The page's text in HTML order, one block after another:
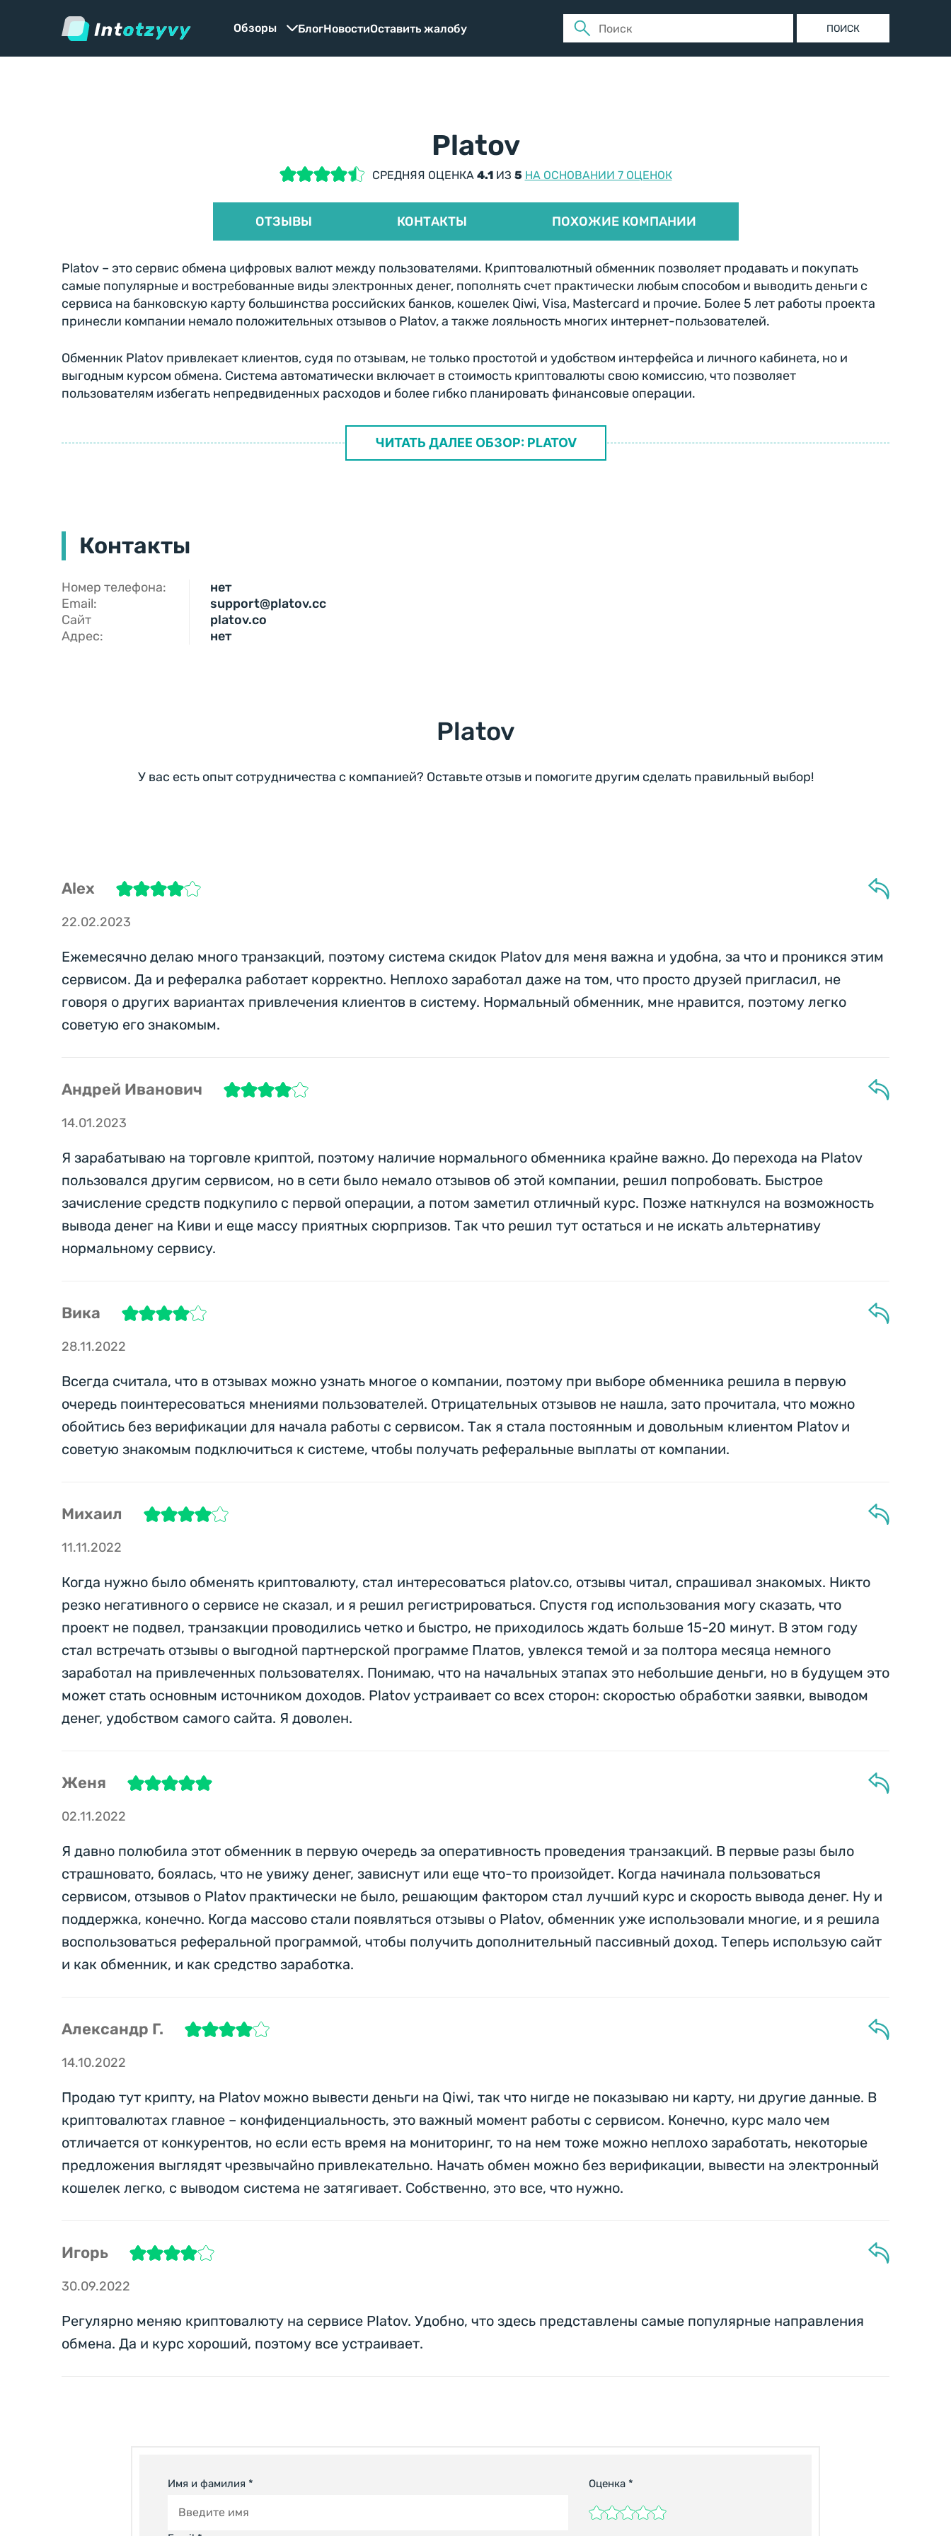
Обзоры БлогНовостиОставить жалобу Поиск:
Platov
СРЕДНЯЯ ОЦЕНКА 4.1ИЗ 5 НА ОСНОВАНИИ 7 ОЦЕНОК
ОТЗЫВЫ КОНТАКТЫ ПОХОЖИЕ КОМПАНИИ
Platov – это сервис обмена цифровых валют между пользователями. Криптовалютный обменник позволяет продавать и покупать
самые популярные и востребованные виды электронных денег, пополнять счет практически любым способом и выводить деньги с
сервиса на банковскую карту большинства российских банков, кошелек Qiwi, Visa, Mastercard и прочие. Более 5 лет работы проекта
принесли компании немало положительных отзывов о Platov, а также лояльность многих интернет-пользователей.
Обменник Platov привлекает клиентов, судя по отзывам, не только простотой и удобством интерфейса и личного кабинета, но и
выгодным курсом обмена. Система автоматически включает в стоимость криптовалюты свою комиссию, что позволяет
пользователям избегать непредвиденных расходов и более гибко планировать финансовые операции.
ЧИТАТЬ ДАЛЕЕ ОБЗОР: PLATOV
Контакты
Номер телефона:
нет
Email:
support@platov.cc
Сайт
platov.co
Адрес:
нет
Platov
У вас есть опыт сотрудничества с компанией? Оставьте отзыв и помогите другим сделать правильный выбор!
Alex
22.02.2023
Ежемесячно делаю много транзакций, поэтому система скидок Platov для меня важна и удобна, за что и проникся этим
сервисом. Да и рефералка работает корректно. Неплохо заработал даже на том, что просто друзей пригласил, не
говоря о других вариантах привлечения клиентов в систему. Нормальный обменник, мне нравится, поэтому легко
советую его знакомым.
Андрей Иванович
14.01.2023
Я зарабатываю на торговле криптой, поэтому наличие нормального обменника крайне важно. До перехода на Platov
пользовался другим сервисом, но в сети было немало отзывов об этой компании, решил попробовать. Быстрое
зачисление средств подкупило с первой операции, а потом заметил отличный курс. Позже наткнулся на возможность
вывода денег на Киви и еще массу приятных сюрпризов. Так что решил тут остаться и не искать альтернативу
нормальному сервису.
Вика
28.11.2022
Всегда считала, что в отзывах можно узнать многое о компании, поэтому при выборе обменника решила в первую
очередь поинтересоваться мнениями пользователей. Отрицательных отзывов не нашла, зато прочитала, что можно
обойтись без верификации для начала работы с сервисом. Так я стала постоянным и довольным клиентом Platov и
советую знакомым подключиться к системе, чтобы получать реферальные выплаты от компании.
Михаил
11.11.2022
Когда нужно было обменять криптовалюту, стал интересоваться platov.co, отзывы читал, спрашивал знакомых. Никто
резко негативного о сервисе не сказал, и я решил регистрироваться. Спустя год использования могу сказать, что
проект не подвел, транзакции проводились четко и быстро, не приходилось ждать больше 15-20 минут. В этом году
стал встречать отзывы о выгодной партнерской программе Платов, увлекся темой и за полтора месяца немного
заработал на привлеченных пользователях. Понимаю, что на начальных этапах это небольшие деньги, но в будущем это
может стать основным источником доходов. Platov устраивает со всех сторон: скоростью обработки заявки, выводом
денег, удобством самого сайта. Я доволен.
Женя
02.11.2022
Я давно полюбила этот обменник в первую очередь за оперативность проведения транзакций. В первые разы было
страшновато, боялась, что не увижу денег, зависнут или еще что-то произойдет. Когда начинала пользоваться
сервисом, отзывов о Platov практически не было, решающим фактором стал лучший курс и скорость вывода денег. Ну и
поддержка, конечно. Когда массово стали появляться отзывы о Platov, обменник уже использовали многие, и я решила
воспользоваться реферальной программой, чтобы получить дополнительный пассивный доход. Теперь использую сайт
и как обменник, и как средство заработка.
Александр Г.
14.10.2022
Продаю тут крипту, на Platov можно вывести деньги на Qiwi, так что нигде не показываю ни карту, ни другие данные. В
криптовалютах главное – конфиденциальность, это важный момент работы с сервисом. Конечно, курс мало чем
отличается от конкурентов, но если есть время на мониторинг, то на нем тоже можно неплохо заработать, некоторые
предложения выглядят чрезвычайно привлекательно. Начать обмен можно без верификации, вывести на электронный
кошелек легко, с выводом система не затягивает. Собственно, это все, что нужно.
Игорь
30.09.2022
Регулярно меняю криптовалюту на сервисе Platov. Удобно, что здесь представлены самые популярные направления
обмена. Да и курс хороший, поэтому все устраивает.
Оценка *
Имя и фамилия *